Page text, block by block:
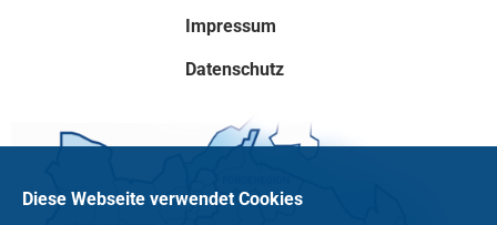
Impressum
Datenschutz
Diese Webseite verwendet Cookies